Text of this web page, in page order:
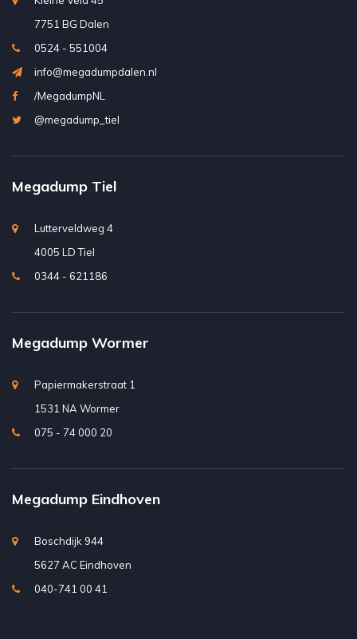
7751 BG Dalen
0524 - 551004
info@megadumpdalen.nl
/MegadumpNL
@megadump_tiel
Megadump Tiel
Lutterveldweg 4
4005 LD Tiel
0344 - 621186
Megadump Wormer
Papiermakerstraat 1
1531 NA Wormer
075 - 74 000 20
Megadump Eindhoven
Boschdijk 944
5627 AC Eindhoven
040-741 00 41